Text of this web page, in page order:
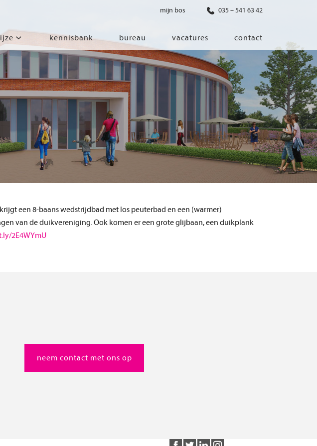
mijn bos 035 – 541 63 42
diensten
co-creatie
programma van eisen
architectonisch ontwerp
haalbaarheidsonderzoek
ontwerp van installaties
interieurontwerp
kennisbank bureau vacatures contact
een 8-baans wedstrijdbad met los peuterbad en een (warmer)
van de duikvereniging. Ook komen er een grote glijbaan, een duikplank
2E4WYmU
neem contact met ons op